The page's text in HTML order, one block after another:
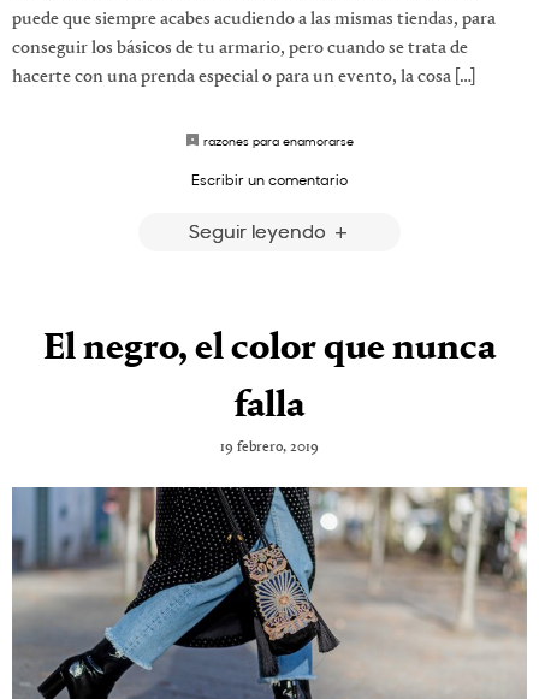
puede que siempre acabes acudiendo a las mismas tiendas, para
conseguir los básicos de tu armario, pero cuando se trata de
hacerte con una prenda especial o para un evento, la cosa […]
razones para enamorarse
Escribir un comentario
Seguir leyendo
El negro, el color que nunca
falla
19 febrero, 2019